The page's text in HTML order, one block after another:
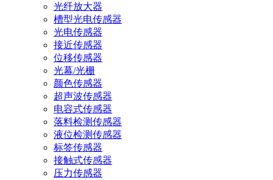
光纤放大器
槽型光电传感器
光电传感器
接近传感器
位移传感器
光幕/光栅
颜色传感器
超声波传感器
电容式传感器
落料检测传感器
液位检测传感器
标签传感器
接触式传感器
压力传感器